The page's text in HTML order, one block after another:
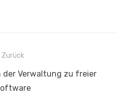
Zurück
der Verwaltung zu freier